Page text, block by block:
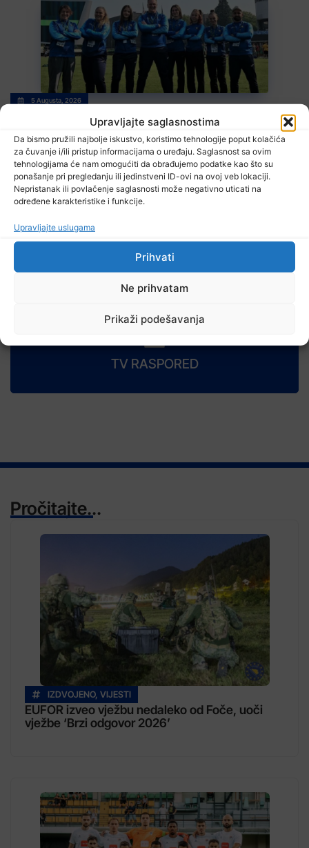
Upravljajte saglasnostima
Da bismo pružili najbolje iskustvo, koristimo tehnologije poput kolačića
za čuvanje i/ili pristup informacijama o uređaju. Saglasnost sa ovim
tehnologijama će nam omogućiti da obrađujemo podatke kao što su
ponašanje pri pregledanju ili jedinstveni ID-ovi na ovoj veb lokaciji.
Nepristanak ili povlačenje saglasnosti može negativno uticati na
određene karakteristike i funkcije.
Upravljajte uslugama
Prihvati
Ne prihvatam
Prikaži podešavanja
5 Augusta, 2026
Počinje Svjetsko atletsko prvenstvo do 20 godina uz učešće šest
bh. reprezentativaca
Stipendija od 1.000 KM za učenike i studente iz povratničkih
TV RASPORED
Pročitajte...
IZDVOJENO, VIJESTI
EUFOR izveo vježbu nedaleko od Foče, uoči
vježbe ‘Brzi odgovor 2026’